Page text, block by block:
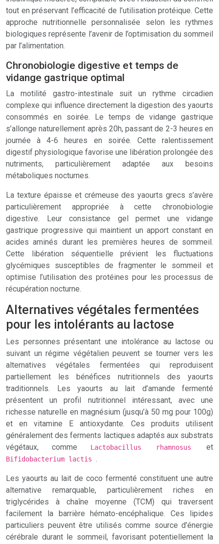
tout en préservant l’efficacité de l’utilisation protéique. Cette
approche nutritionnelle personnalisée selon les rythmes
biologiques représente l’avenir de l’optimisation du sommeil
par l’alimentation.
Chronobiologie digestive et temps de
vidange gastrique optimal
La motilité gastro-intestinale suit un rythme circadien
complexe qui influence directement la digestion des yaourts
consommés en soirée. Le temps de vidange gastrique
s’allonge naturellement après 20h, passant de 2-3 heures en
journée à 4-6 heures en soirée. Cette ralentissement
digestif physiologique favorise une libération prolongée des
nutriments, particulièrement adaptée aux besoins
métaboliques nocturnes.
La texture épaisse et crémeuse des yaourts grecs s’avère
particulièrement appropriée à cette chronobiologie
digestive. Leur consistance gel permet une vidange
gastrique progressive qui maintient un apport constant en
acides aminés durant les premières heures de sommeil.
Cette libération séquentielle prévient les fluctuations
glycémiques susceptibles de fragmenter le sommeil et
optimise l’utilisation des protéines pour les processus de
récupération nocturne.
Alternatives végétales fermentées
pour les intolérants au lactose
Les personnes présentant une intolérance au lactose ou
suivant un régime végétalien peuvent se tourner vers les
alternatives végétales fermentées qui reproduisent
partiellement les bénéfices nutritionnels des yaourts
traditionnels. Les yaourts au lait d’amande fermenté
présentent un profil nutritionnel intéressant, avec une
richesse naturelle en magnésium (jusqu’à 50 mg pour 100g)
et en vitamine E antioxydante. Ces produits utilisent
généralement des ferments lactiques adaptés aux substrats
végétaux, comme
Lactobacillus rhamnosus et
Bifidobacterium lactis .
Les yaourts au lait de coco fermenté constituent une autre
alternative remarquable, particulièrement riches en
triglycérides à chaîne moyenne (TCM) qui traversent
facilement la barrière hémato-encéphalique. Ces lipides
particuliers peuvent être utilisés comme source d’énergie
cérébrale durant le sommeil, favorisant potentiellement la